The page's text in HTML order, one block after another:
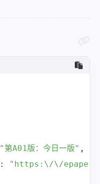
"第A01版：今日一版" ,
:
"https:\/\/